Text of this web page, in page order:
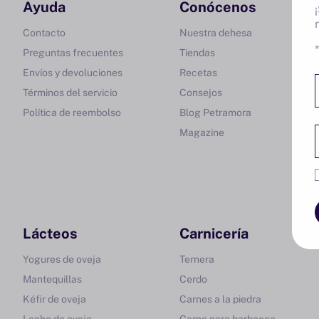
Ayuda
Contacto
Preguntas frecuentes
Envíos y devoluciones
Términos del servicio
Política de reembolso
Conócenos
Nuestra dehesa
Tiendas
Recetas
Consejos
Blog Petramora
Magazine
Lácteos
Yogures de oveja
Mantequillas
Kéfir de oveja
Carnicería
Ternera
Cerdo
Carnes a la piedra